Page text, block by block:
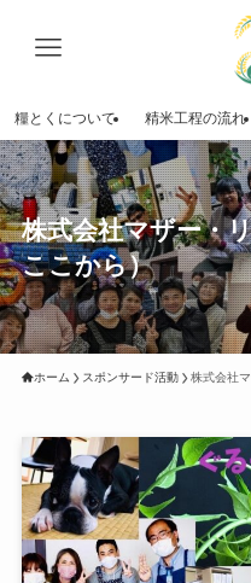
糧とくについて 精米工程の流れ
株式会社マザー・
ここから）
ホーム スポンサード活動 株式会社